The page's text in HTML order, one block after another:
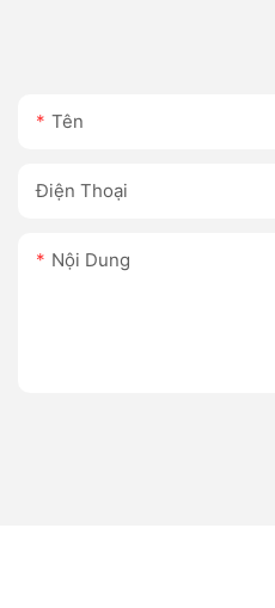
Tên
Điện Thoại
Nội Dung